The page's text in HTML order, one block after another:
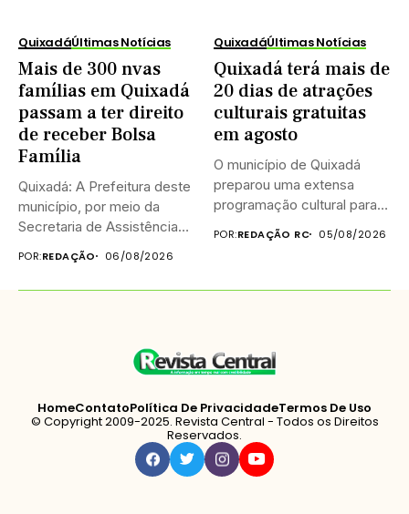
QuixadáÚltimas Notícias
Mais de 300 nvas
famílias em Quixadá
passam a ter direito
de receber Bolsa
Família
Quixadá: A Prefeitura deste
município, por meio da
Secretaria de Assistência
POR:REDAÇÃO 06/08/2026
QuixadáÚltimas Notícias
Quixadá terá mais de
20 dias de atrações
culturais gratuitas
em agosto
O município de Quixadá
preparou uma extensa
programação cultural para
POR:REDAÇÃO RC 05/08/2026
HomeContatoPolítica De PrivacidadeTermos De Uso
© Copyright 2009-2025. Revista Central - Todos os Direitos
Reservados.